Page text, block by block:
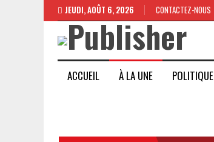
JEUDI, AOÛT 6, 2026 CONTACTEZ-NOUS
ACCUEIL À LA UNE POLITIQUE